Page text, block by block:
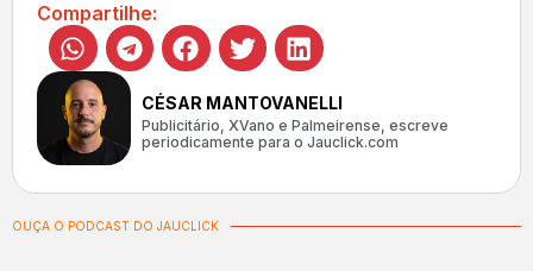
Compartilhe:
CÉSAR MANTOVANELLI
Publicitário, XVano e Palmeirense, escreve
periodicamente para o Jauclick.com
OUÇA O PODCAST DO JAUCLICK